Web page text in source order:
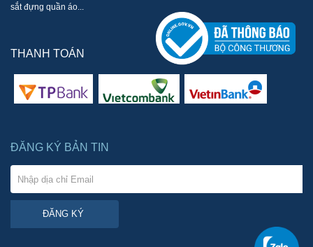
sắt đựng quần áo...
THANH TOÁN
ĐĂNG KÝ BẢN TIN
ĐĂNG KÝ